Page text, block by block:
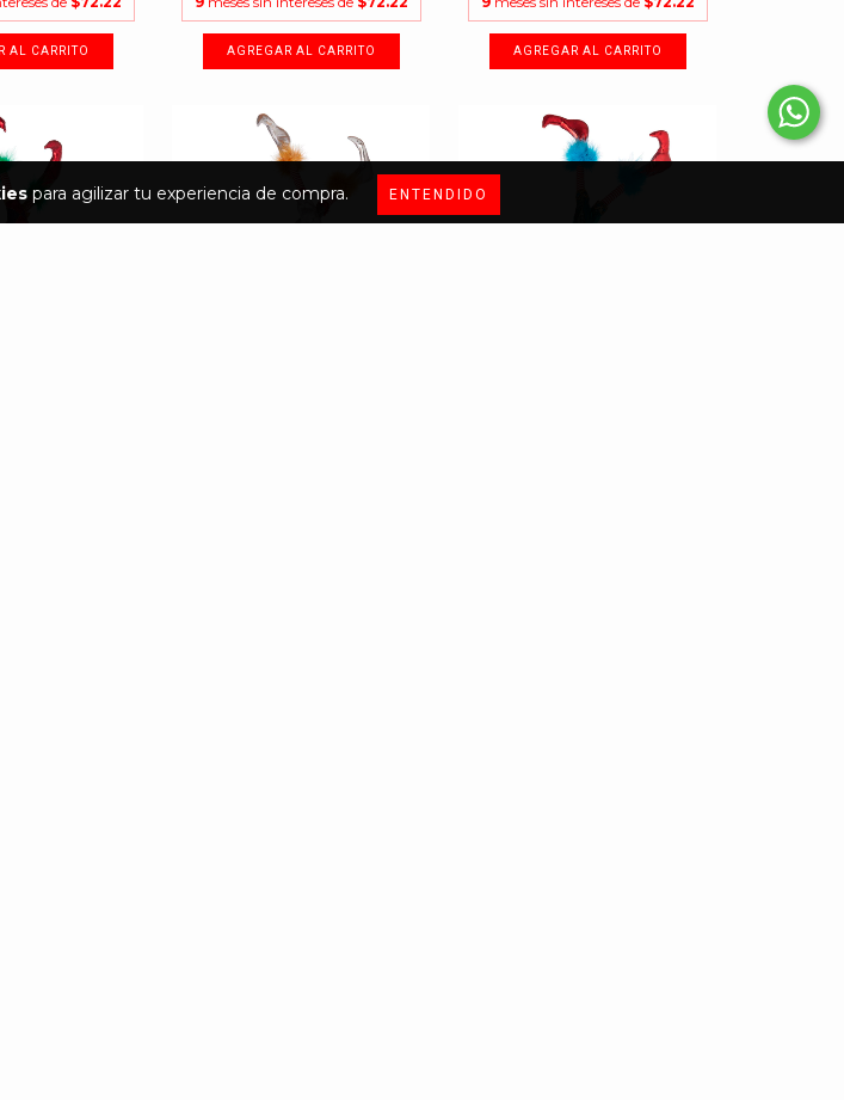
para agilizar tu experiencia de compra. ENTENDIDO